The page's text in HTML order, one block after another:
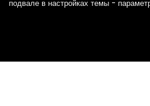
подвале в настройках темы -